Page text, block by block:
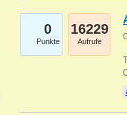
0
Punkte
16229
Aufrufe